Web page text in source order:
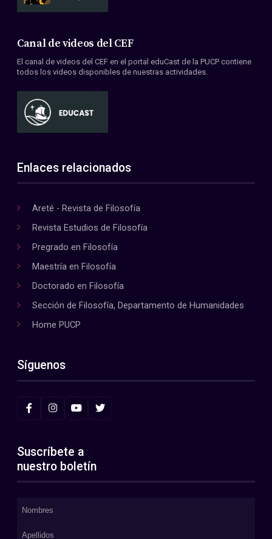
Canal de videos del CEF
El canal de videos del CEF en el portal eduCast de la PUCP contiene
todos los videos disponibles de nuestras actividades.
Enlaces relacionados
Areté - Revista de Filosofía
Revista Estudios de Filosofía
Pregrado en Filosofía
Maestría en Filosofía
Doctorado en Filosofía
Sección de Filosofía, Departamento de Humanidades
Home PUCP
Síguenos
Suscríbete a
nuestro boletín